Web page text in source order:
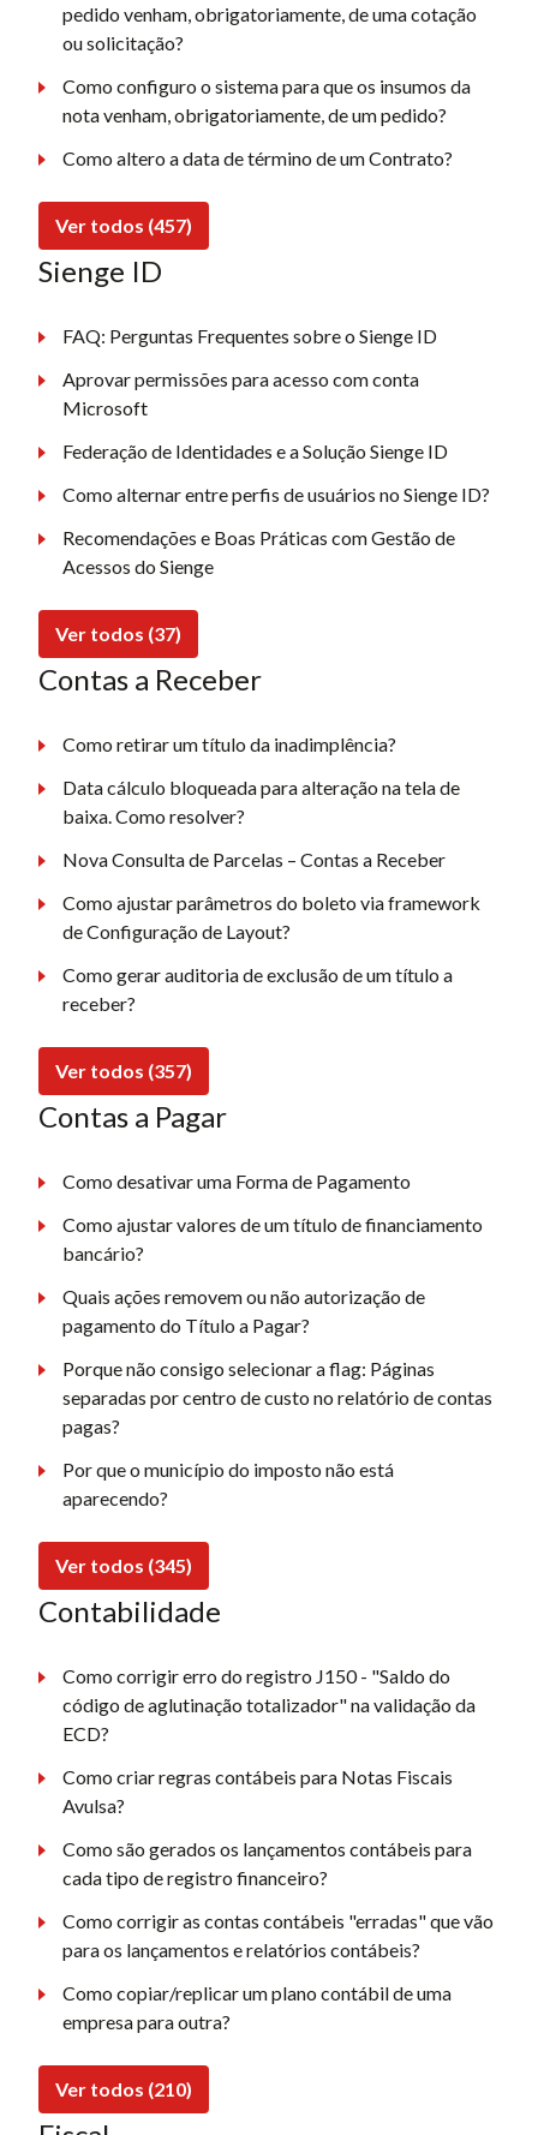
pedido venham, obrigatoriamente, de uma cotação
ou solicitação?
Como configuro o sistema para que os insumos da
nota venham, obrigatoriamente, de um pedido?
Como altero a data de término de um Contrato?
Ver todos (457)
Sienge ID
FAQ: Perguntas Frequentes sobre o Sienge ID
Aprovar permissões para acesso com conta
Microsoft
Federação de Identidades e a Solução Sienge ID
Como alternar entre perfis de usuários no Sienge ID?
Recomendações e Boas Práticas com Gestão de
Acessos do Sienge
Ver todos (37)
Contas a Receber
Como retirar um título da inadimplência?
Data cálculo bloqueada para alteração na tela de
baixa. Como resolver?
Nova Consulta de Parcelas – Contas a Receber
Como ajustar parâmetros do boleto via framework
de Configuração de Layout?
Como gerar auditoria de exclusão de um título a
receber?
Ver todos (357)
Contas a Pagar
Como desativar uma Forma de Pagamento
Como ajustar valores de um título de financiamento
bancário?
Quais ações removem ou não autorização de
pagamento do Título a Pagar?
Porque não consigo selecionar a flag: Páginas
separadas por centro de custo no relatório de contas
pagas?
Por que o município do imposto não está
aparecendo?
Ver todos (345)
Contabilidade
Como corrigir erro do registro J150 - "Saldo do
código de aglutinação totalizador" na validação da
ECD?
Como criar regras contábeis para Notas Fiscais
Avulsa?
Como são gerados os lançamentos contábeis para
cada tipo de registro financeiro?
Como corrigir as contas contábeis "erradas" que vão
para os lançamentos e relatórios contábeis?
Como copiar/replicar um plano contábil de uma
empresa para outra?
Ver todos (210)